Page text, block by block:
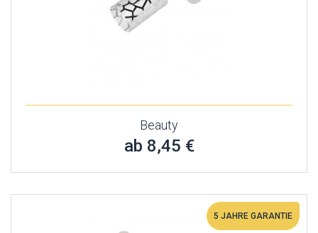
Beauty
ab 8,45 €
5 JAHRE GARANTIE